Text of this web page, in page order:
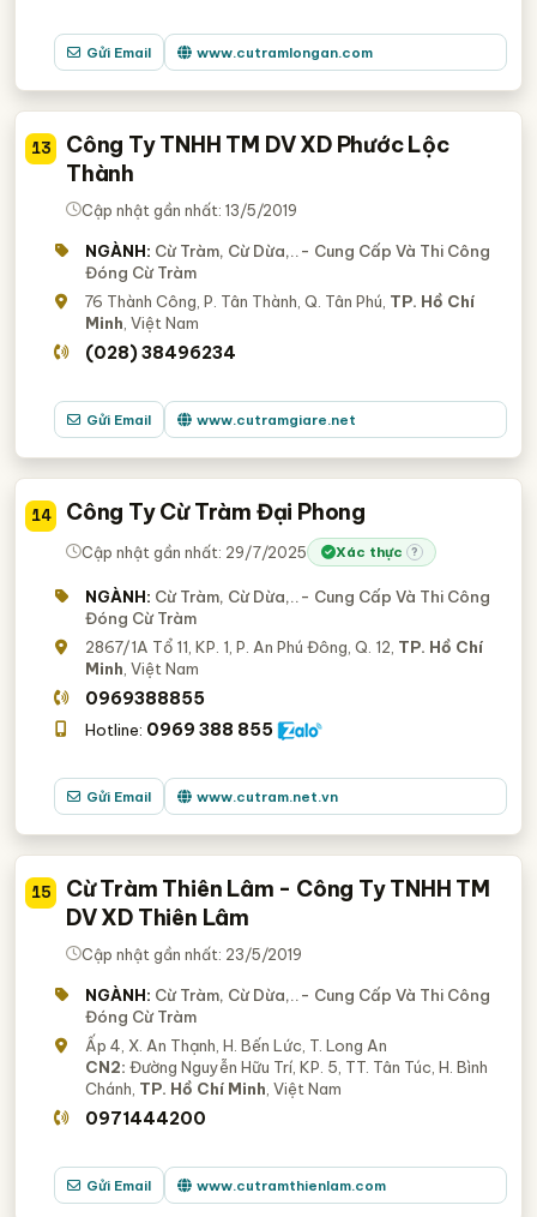
Gửi Email www.cutramlongan.com
13
Công Ty TNHH TM DV XD Phước Lộc
Thành
Cập nhật gần nhất: 13/5/2019
NGÀNH: Cừ Tràm, Cừ Dừa,..- Cung Cấp Và Thi Công
Đóng Cừ Tràm
76 Thành Công, P. Tân Thành, Q. Tân Phú, TP. Hồ Chí
Minh , Việt Nam
(028) 38496234
Gửi Email www.cutramgiare.net
14 Công Ty Cừ Tràm Đại Phong
Cập nhật gần nhất: 29/7/2025 Xác thực ?
NGÀNH: Cừ Tràm, Cừ Dừa,..- Cung Cấp Và Thi Công
Đóng Cừ Tràm
2867/1A Tổ 11, KP. 1, P. An Phú Đông, Q. 12, TP. Hồ Chí
Minh , Việt Nam
0969388855
Hotline: 0969 388 855
Gửi Email www.cutram.net.vn
15
Cừ Tràm Thiên Lâm - Công Ty TNHH TM
DV XD Thiên Lâm
Cập nhật gần nhất: 23/5/2019
NGÀNH: Cừ Tràm, Cừ Dừa,..- Cung Cấp Và Thi Công
Đóng Cừ Tràm
Ấp 4, X. An Thạnh, H. Bến Lức, T. Long An
CN2: Đường Nguyễn Hữu Trí, KP. 5, TT. Tân Túc, H. Bình
Chánh, TP. Hồ Chí Minh , Việt Nam
0971444200
Gửi Email www.cutramthienlam.com